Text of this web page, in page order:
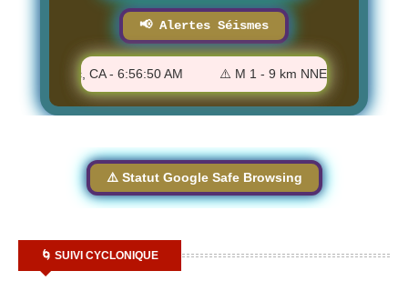
📢 Alertes Séismes
CA - 6:56:50 AM ⚠️ M 1 - 9 km NNE of Odessa, Texas -
⚠️ Statut Google Safe Browsing
🌀 SUIVI CYCLONIQUE